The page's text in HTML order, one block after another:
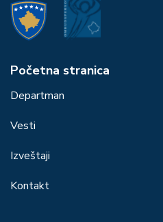
Početna stranica
Departman
Vesti
Izveštaji
Kontakt